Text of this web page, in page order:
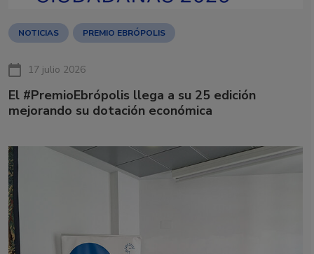
NOTICIAS PREMIO EBRÓPOLIS
17 julio 2026
El #PremioEbrópolis llega a su 25 edición
mejorando su dotación económica